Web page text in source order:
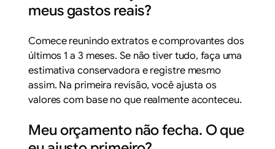
meus gastos reais?
Comece reunindo extratos e comprovantes dos
últimos 1 a 3 meses. Se não tiver tudo, faça uma
estimativa conservadora e registre mesmo
assim. Na primeira revisão, você ajusta os
valores com base no que realmente aconteceu.
Meu orçamento não fecha. O que